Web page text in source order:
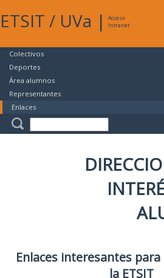
ETSIT / UVa |
Acceso
Intranet
Colectivos
Deportes
Área alumnos
Representantes
Enlaces
Enlaces interesantes
la ETSIT